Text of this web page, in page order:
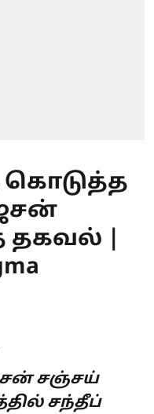
கொடுத்த
தகவல் |
சஞ்சய்
சந்தீப்